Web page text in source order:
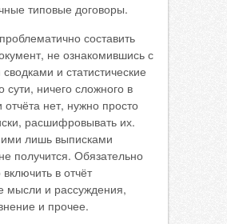
типовые договоры.
составить
не ознакомившись с
и статистические
ничего сложного в
отчёта нет, нужно просто
расшифровывать их.
лишь выписками
получится. Обязательно
в отчёт
мысли и рассуждения,
и прочее.